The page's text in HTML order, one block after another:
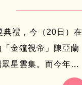
禮，今（20日）在
金鐘視帝」陳亞蘭
星雲集。而今年備
節目主持人獎外，競